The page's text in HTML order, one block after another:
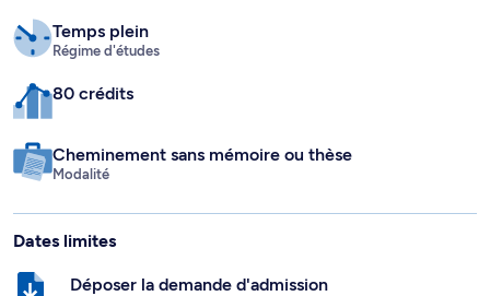
Temps plein
Régime d'études
80 crédits
Cheminement sans mémoire ou thèse
Modalité
Dates limites
Déposer la demande d'admission